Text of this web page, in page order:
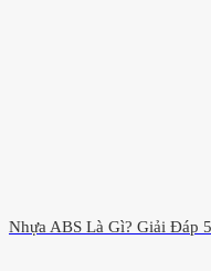
Nhựa ABS Là Gì? Giải Đáp